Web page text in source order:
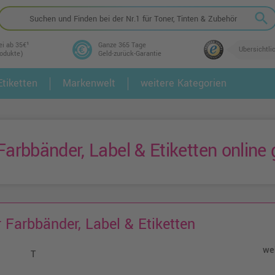
search
ab 35€¹
Ganze 365 Tage
Geld-zurück-Garantie
2.
Markenwelt weitere Kategorien
Label & Etiketten
Label & Etiketten
T